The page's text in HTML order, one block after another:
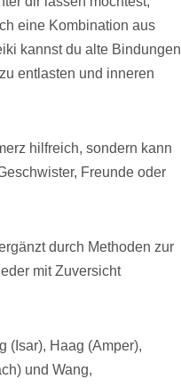
eine Kombination aus
kannst du alte Bindungen
entlasten und inneren
hilfreich, sondern kann
Freunde oder
durch Methoden zur
mit Zuversicht
(Isar), Haag (Amper),
und Wang,